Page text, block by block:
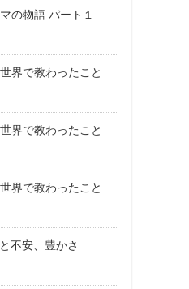
の物語 パート１
界で教わったこと
界で教わったこと
界で教わったこと
不安、豊かさ